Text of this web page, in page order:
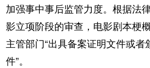
加强事中事后监管力度。根据法
影立项阶段的审查，电影剧本梗
主管部门“出具备案证明文件或者
件”。